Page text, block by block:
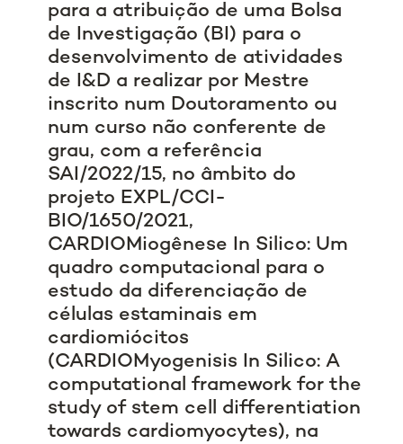
para a atribuição de uma Bolsa
de Investigação (BI) para o
desenvolvimento de atividades
de I&D a realizar por Mestre
inscrito num Doutoramento ou
num curso não conferente de
grau, com a referência
SAI/2022/15, no âmbito do
projeto EXPL/CCI-
BIO/1650/2021,
CARDIOMiogênese In Silico: Um
quadro computacional para o
estudo da diferenciação de
células estaminais em
cardiomiócitos
(CARDIOMyogenisis In Silico: A
computational framework for the
study of stem cell differentiation
towards cardiomyocytes), na